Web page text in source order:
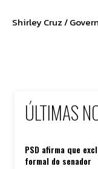
Shirley Cruz /
ÚLTIMAS
PSD afirma que
formal do senador